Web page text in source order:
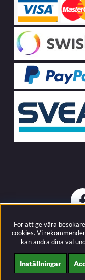
För att ge våra
cookies. Vi
kan ändra dina val
Inställningar